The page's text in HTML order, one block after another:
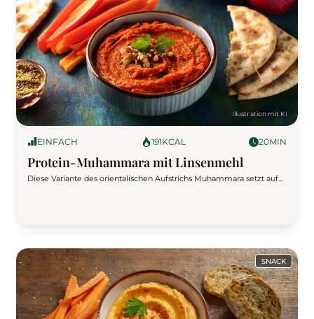
EINFACH 191KCAL 20MIN
Protein-Muhammara mit Linsenmehl
Diese Variante des orientalischen Aufstrichs Muhammara setzt auf
SNACK